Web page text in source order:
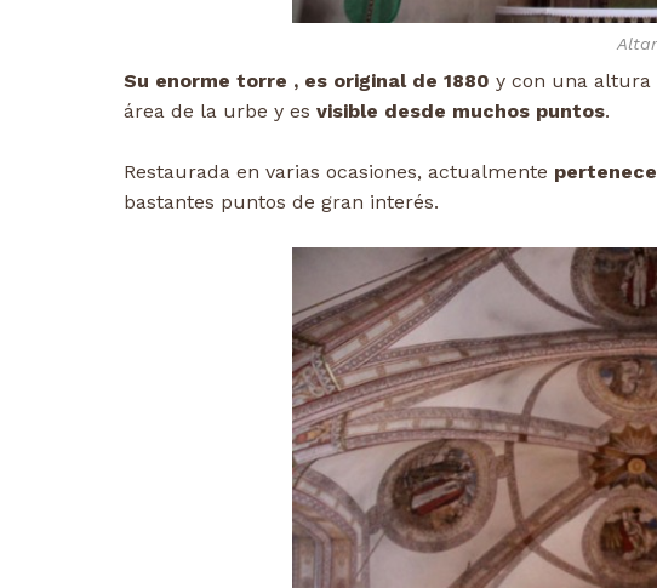
Altar
Su enorme torre , es original de 1880 y con una altura
área de la urbe y es visible desde muchos puntos.
Restaurada en varias ocasiones, actualmente
bastantes puntos de gran interés.